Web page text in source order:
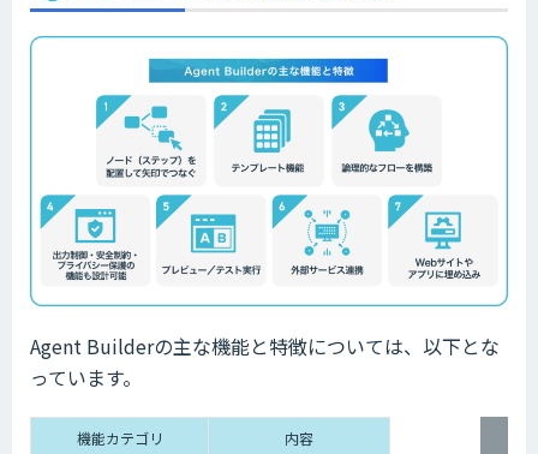
Agent Builderの主な機能と特徴については、以下とな
っています。
機能カテゴリ 内容